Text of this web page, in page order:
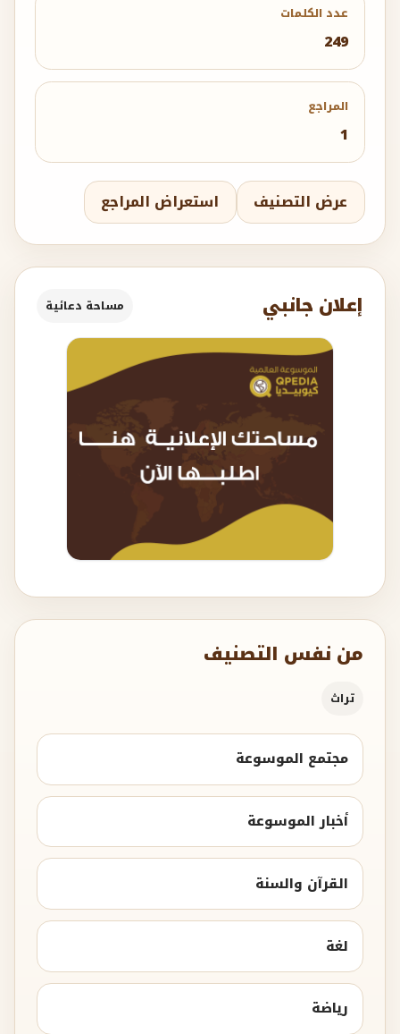
عدد الكلمات
249
المراجع
1
عرض التصنيف استعراض المراجع
إعلان جانبي مساحة دعائية
من نفس التصنيف
تراث
مجتمع الموسوعة
أخبار الموسوعة
القرآن والسنة
لغة
رياضة